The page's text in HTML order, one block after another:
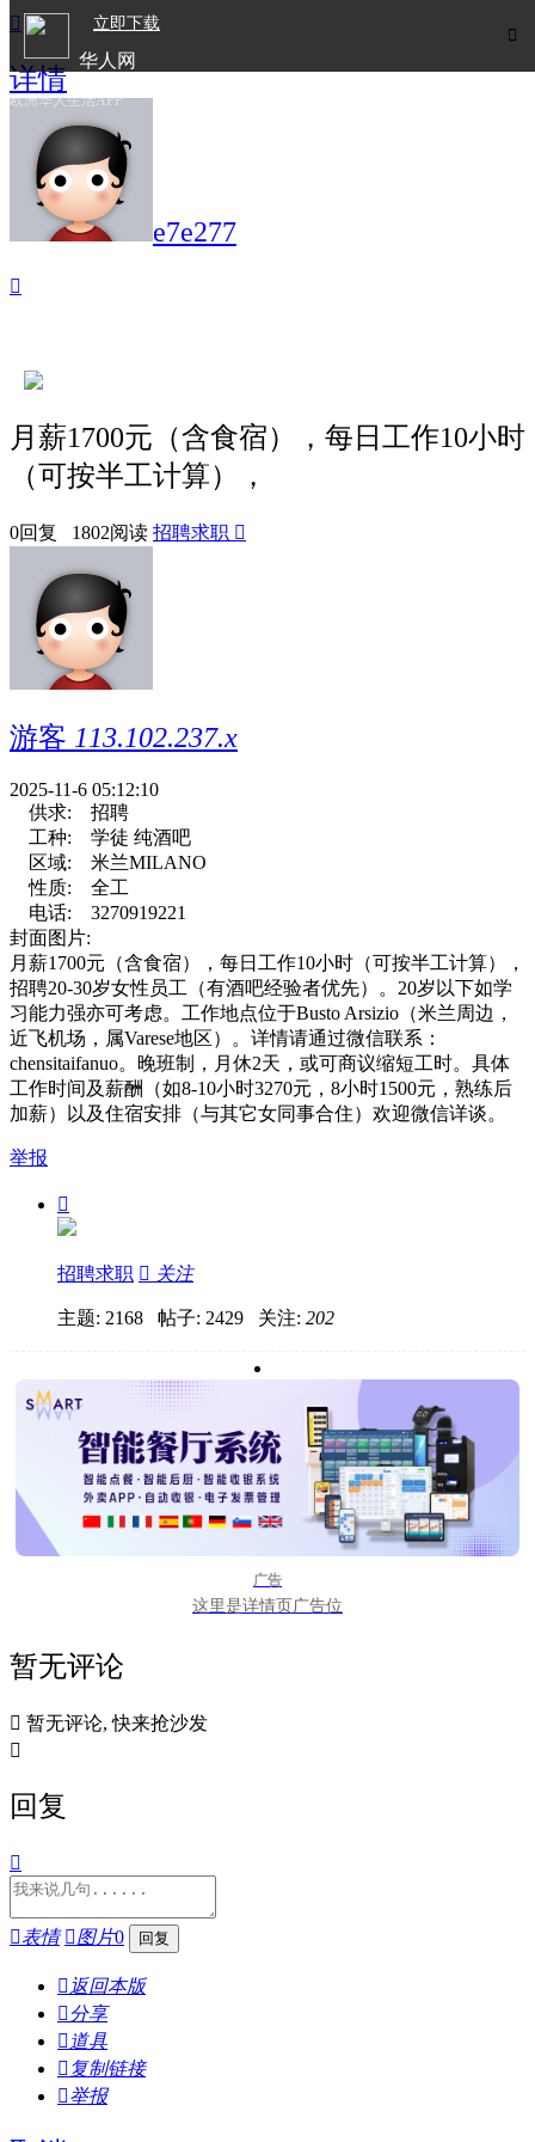

立即下载
华人网
欧洲华人生活APP

详情
e7e277

月薪1700元（含食宿），每日工作10小时
（可按半工计算），
0回复 1802阅读 招聘求职 
游客 113.102.237.x
2025-11-6 05:12:10
供求:
招聘
工种:
学徒 纯酒吧
区域:
米兰MILANO
性质:
全工
电话:
3270919221
封面图片:
月薪1700元（含食宿），每日工作10小时（可按半工计算），
招聘20-30岁女性员工（有酒吧经验者优先）。20岁以下如学
习能力强亦可考虑。工作地点位于Busto Arsizio（米兰周边，
近飞机场，属Varese地区）。详情请通过微信联系：
chensitaifanuo。晚班制，月休2天，或可商议缩短工时。具体
工作时间及薪酬（如8-10小时3270元，8小时1500元，熟练后
加薪）以及住宿安排（与其它女同事合住）欢迎微信详谈。
举报

招聘求职  关注
主题: 2168 帖子: 2429 关注: 202
广告
这里是详情页广告位
暂无评论
 暂无评论, 快来抢沙发

回复

表情 图片0
 返回本版
分享
 道具
 复制链接
举报